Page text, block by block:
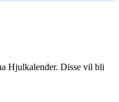
Hjulkalender. Disse vil bli